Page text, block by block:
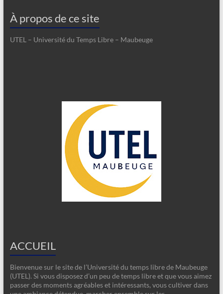
À propos de ce site
UTEL – Université du Temps Libre – Maubeuge
ACCUEIL
Bienvenue sur le site de l’Université du temps libre de Maubeuge
(UTEL). Si vous disposez d’un peu de temps libre et que vous aimez
passer des moments agréables et intéressants, vous cultiver dans